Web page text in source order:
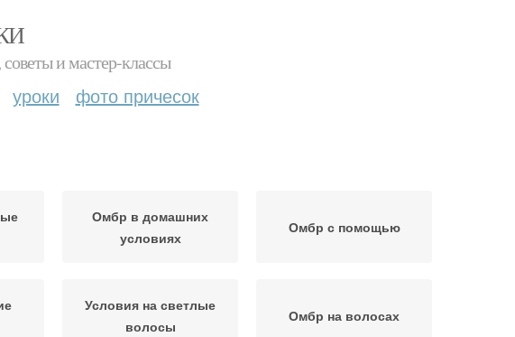
и мастер-классы
уроки фото причесок
Омбр в домашних
условиях
Омбр с помощью
Условия на светлые
волосы
Омбр на волосах